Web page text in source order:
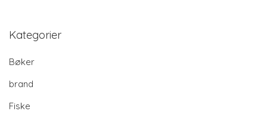
Kategorier
Bøker
brand
Fiske